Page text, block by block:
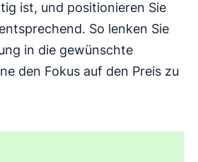
ist, und positionieren Sie
So lenken Sie
in die gewünschte
den Fokus auf den Preis zu